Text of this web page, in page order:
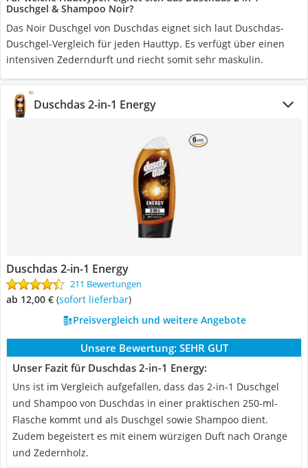
Duschgel & Shampoo Noir?
Das Noir Duschgel von Duschdas eignet sich laut Duschdas-
Duschgel-Vergleich für jeden Hauttyp. Es verfügt über einen
intensiven Zederndurft und riecht somit sehr maskulin.
Duschdas 2-in-1 Energy
Duschdas 2-in-1 Energy
211 Bewertungen
ab 12,00 € ( Sofort lieferbar)
Preisvergleich und weitere Angebote
Unsere Bewertung: SEHR GUT
Unser Fazit für Duschdas 2-in-1 Energy:
Uns ist im Vergleich aufgefallen, dass das 2-in-1 Duschgel
und Shampoo von Duschdas in einer praktischen 250-ml-
Flasche kommt und als Duschgel sowie Shampoo dient.
Zudem begeistert es mit einem würzigen Duft nach Orange
und Zedernholz.